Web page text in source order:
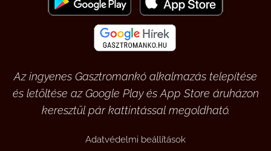
Az ingyenes Gasztromankó alkalmazás telepítése
és letöltése az Google Play és App Store áruházon
keresztül pár kattintással megoldható.
Adatvédelmi beállítások